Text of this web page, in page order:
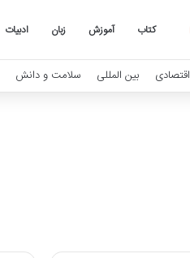
کتاب آموزش زبان ادبیات
اقتصادی بین المللی سلامت و دانش